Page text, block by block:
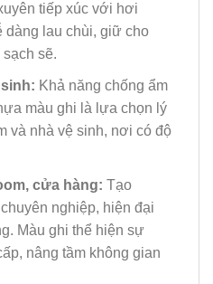
tiếp xúc với hơi
dàng lau chùi, giữ cho
sẽ.
Khả năng chống ẩm
màu ghi là lựa chọn lý
và nhà vệ sinh, nơi có độ
cửa hàng: Tạo
nghiệp, hiện đại
Màu ghi thể hiện sự
nâng tầm không gian